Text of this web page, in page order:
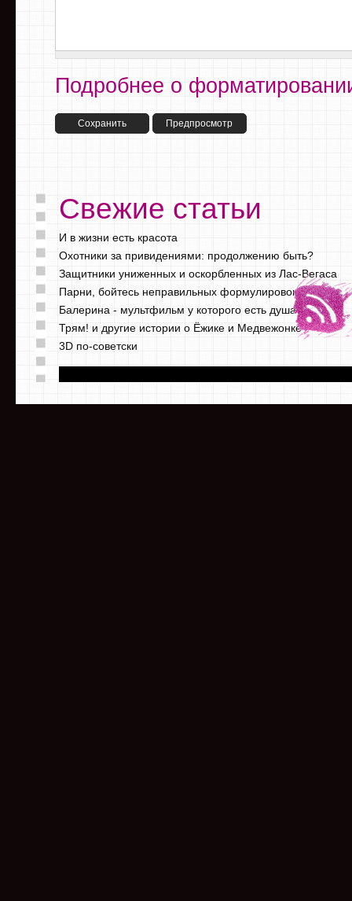
Подробнее о
Свежие статьи
И в жизни есть красота
Охотники за привидениями: продолжению быть?
Защитники униженных и оскорбленных из Лас-Вегаса
Парни, бойтесь неправильных формулировок
Балерина - мультфильм у которого есть душа
Трям! и другие истории о Ёжике и Медвежонке
3D по-советски